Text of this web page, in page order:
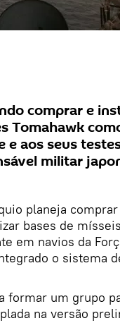
comprar e
Tomahawk
aos seus
militar
planeja
bases de
em navios da
o sistema
formar um grupo
na versão